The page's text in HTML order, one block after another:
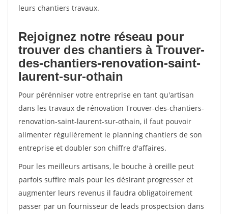
leurs chantiers travaux.
Rejoignez notre réseau pour
trouver des chantiers à Trouver-
des-chantiers-renovation-saint-
laurent-sur-othain
Pour pérénniser votre entreprise en tant qu'artisan
dans les travaux de rénovation Trouver-des-chantiers-
renovation-saint-laurent-sur-othain, il faut pouvoir
alimenter régulièrement le planning chantiers de son
entreprise et doubler son chiffre d'affaires.
Pour les meilleurs artisans, le bouche à oreille peut
parfois suffire mais pour les désirant progresser et
augmenter leurs revenus il faudra obligatoirement
passer par un fournisseur de leads prospectsion dans